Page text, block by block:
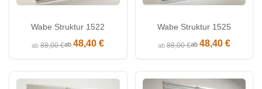
Wabe Struktur 1522
ab88,00 €ab48,40 €
Wabe Struktur 1525
ab88,00 €ab 48,40 €